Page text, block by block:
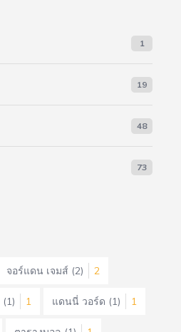
1
19
48
73
จอร์แดน เจมส์ (2) 2
(1) 1 แดนนี่ วอร์ด (1) 1